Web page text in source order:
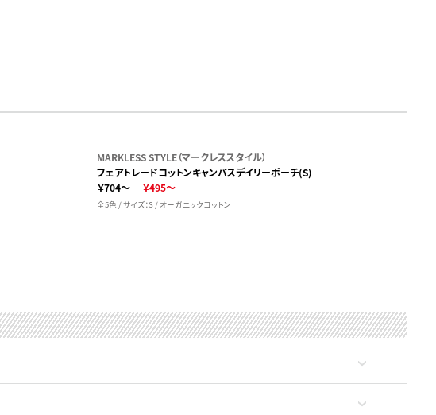
MARKLESS STYLE（マークレススタイル）
フェアトレードコットンキャンバスデイリーポーチ(S)
￥704～
￥495～
全5色 / サイズ：S / オーガニックコットン